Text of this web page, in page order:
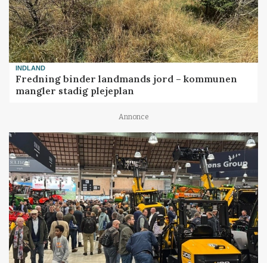
INDLAND
Fredning binder landmands jord – kommunen
mangler stadig plejeplan
Annonce